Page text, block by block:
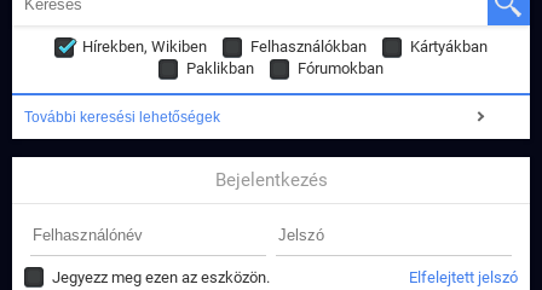
Hírekben, Wikiben Felhasználókban
Kártyákban
Paklikban
Fórumokban
További keresési lehetőségek
Bejelentkezés
Jegyezz meg ezen az eszközön. Elfelejtett jelszó